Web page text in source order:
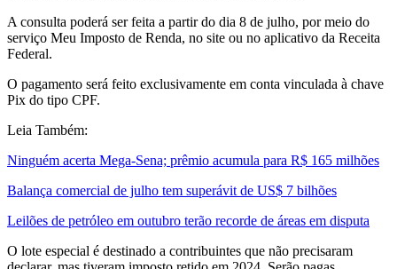
A consulta poderá ser feita a partir do dia 8 de julho, por meio do
serviço Meu Imposto de Renda, no site ou no aplicativo da Receita
Federal.
O pagamento será feito exclusivamente em conta vinculada à chave
Pix do tipo CPF.
Leia Também:
Ninguém acerta Mega-Sena; prêmio acumula para R$ 165 milhões
Balança comercial de julho tem superávit de US$ 7 bilhões
Leilões de petróleo em outubro terão recorde de áreas em disputa
O lote especial é destinado a contribuintes que não precisaram